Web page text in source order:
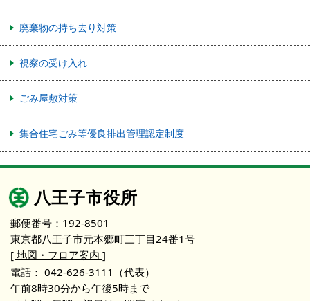
廃棄物の持ち去り対策
視察の受け入れ
ごみ屋敷対策
集合住宅ごみ等優良排出管理認定制度
八王子市役所
郵便番号：192-8501
東京都八王子市元本郷町三丁目24番1号
[ 地図・フロア案内 ]
電話： 042-626-3111 （代表）
午前8時30分から午後5時まで